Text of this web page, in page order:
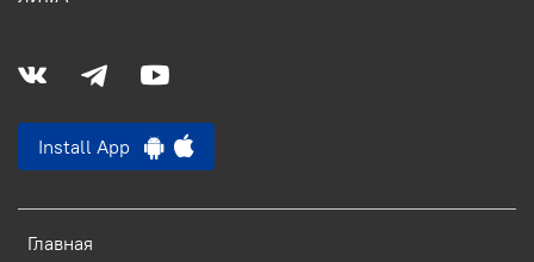
Главная
Install App